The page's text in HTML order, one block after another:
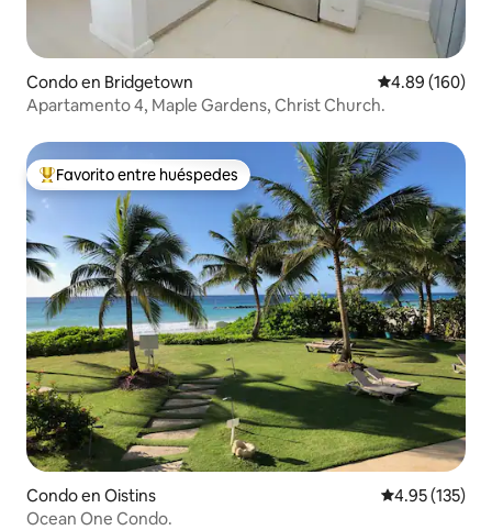
Condo en Bridgetown Calificación
4.89 (160)
Apartamento 4, Maple Gardens, Christ Church.
Favorito entre huéspedes preferido
Favorito entre huéspedes
Condo en Oistins Calificación
4.95 (135)
Ocean One Condo.